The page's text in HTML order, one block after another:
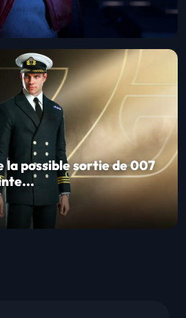
la possible sortie de 007